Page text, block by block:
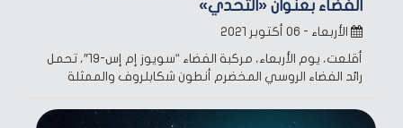
الفضاء بعنوان «التحدي»
الأربعاء - ٠٦ أكتوبر ٢٠٢١
أقلعت، يوم الأربعاء، مركبة الفضاء “سويوز إم إس-19″، تحمل
رائد الفضاء الروسي المخضرم أنطون شكابلروف والممثلة